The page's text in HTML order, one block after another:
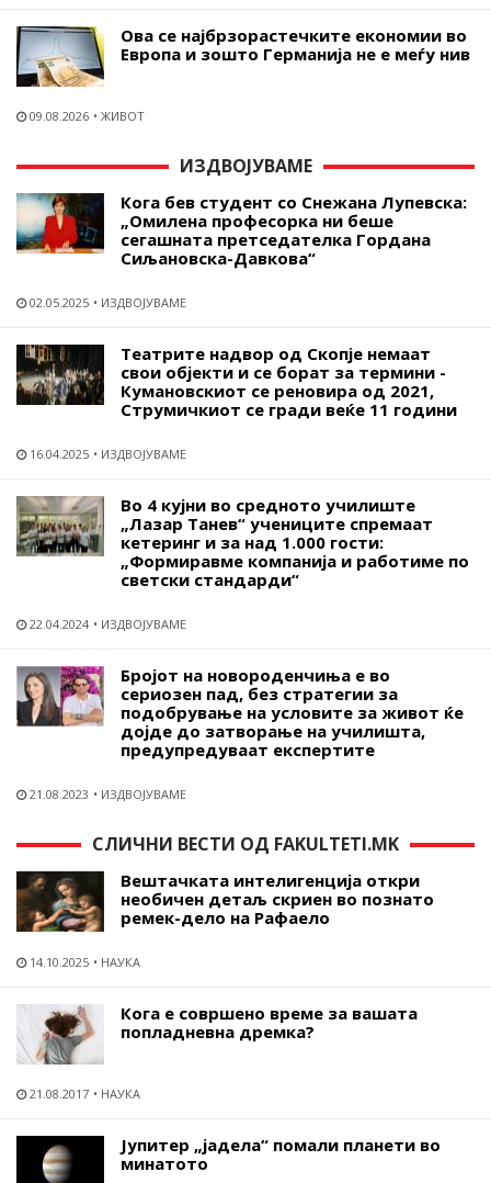
Ова се најбрзорастечките економии во
Европа и зошто Германија не е меѓу нив
09.08.2026 ЖИВОТ
ИЗДВОЈУВАМЕ
Кога бев студент со Снежана Лупевска:
„Омилена професорка ни беше
сегашната претседателка Гордана
Сиљановска-Давкова“
02.05.2025 ИЗДВОЈУВАМЕ
Театрите надвор од Скопје немаат
свои објекти и се борат за термини -
Кумановскиот се реновира од 2021,
Струмичкиот се гради веќе 11 години
16.04.2025 ИЗДВОЈУВАМЕ
Во 4 кујни во средното училиште
„Лазар Танев“ учениците спремаат
кетеринг и за над 1.000 гости:
„Формиравме компанија и работиме по
светски стандарди“
22.04.2024 ИЗДВОЈУВАМЕ
Бројот на новороденчиња е во
сериозен пад, без стратегии за
подобрување на условите за живот ќе
дојде до затворање на училишта,
предупредуваат експертите
21.08.2023 ИЗДВОЈУВАМЕ
СЛИЧНИ ВЕСТИ ОД FAKULTETI.MK
Вештачката интелигенција откри
необичен детаљ скриен во познато
ремек-дело на Рафаело
14.10.2025 НАУКА
Кога е совршено време за вашата
попладневна дремка?
21.08.2017 НАУКА
Јупитер „јадела“ помали планети во
минатото